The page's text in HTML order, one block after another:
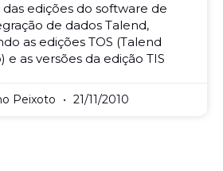
edições do software de
de dados Talend,
as edições TOS (Talend
e as versões da edição TIS
Peixoto 21/11/2010